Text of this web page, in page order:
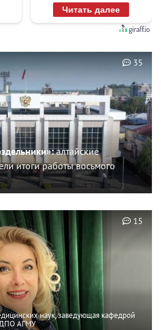
Читать далее
алтайские
итоги работы восьмого
35
наук, заведующая кафедрой
ДПО АГМУ
15